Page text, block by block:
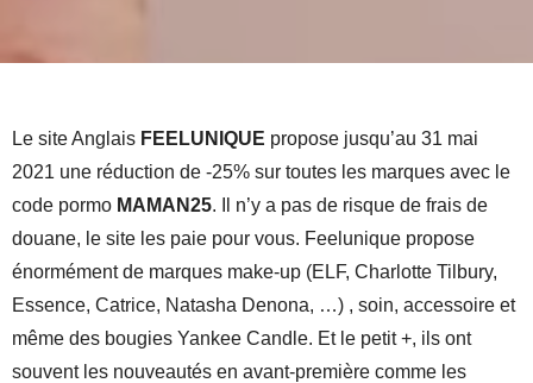
Le site Anglais FEELUNIQUE propose jusqu’au 31 mai
2021 une réduction de -25% sur toutes les marques avec le
code pormo MAMAN25. Il n’y a pas de risque de frais de
douane, le site les paie pour vous. Feelunique propose
énormément de marques make-up (ELF, Charlotte Tilbury,
Essence, Catrice, Natasha Denona, …) , soin, accessoire et
même des bougies Yankee Candle. Et le petit +, ils ont
souvent les nouveautés en avant-première comme les